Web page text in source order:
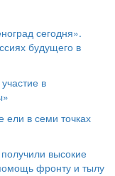
сегодня».
будущего в
в
ели в семи точках
высокие
фронту и тылу